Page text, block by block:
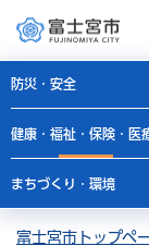
防災・安全
健康・福祉・保険・医
まちづくり・環境
富士宮市トップペ